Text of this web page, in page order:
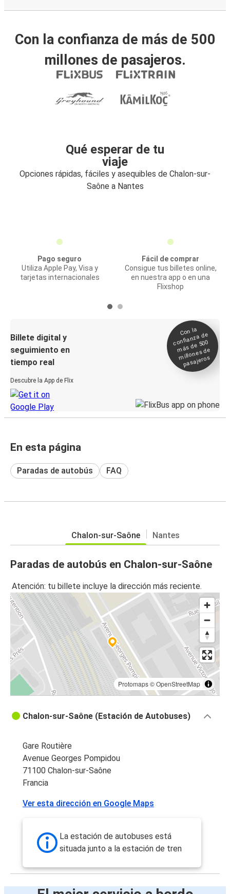
Con la confianza de más de 500
millones de pasajeros.
Qué esperar de tu
viaje
Opciones rápidas, fáciles y asequibles de Chalon-sur-
Saône a Nantes
Pago seguro
Utiliza Apple Pay, Visa y
tarjetas internacionales
Fácil de comprar
Consigue tus billetes online,
en nuestra app o en una
Flixshop
Billete digital y
seguimiento en
tiempo real
Descubre la App de Flix
Con la
confianza de
más de 500
millones de
pasajeros
En esta página
Paradas de autobús FAQ
Chalon-sur-Saône Nantes
Paradas de autobús en Chalon-sur-Saône
Atención: tu billete incluye la dirección más reciente.
Protomaps©OpenStreetMap
Chalon-sur-Saône (Estación de Autobuses)
Gare Routière
Avenue Georges Pompidou
71100 Chalon-sur-Saône
Francia
Ver esta dirección en Google Maps
La estación de autobuses está
situada junto a la estación de tren